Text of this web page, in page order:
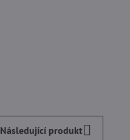
Následující produkt